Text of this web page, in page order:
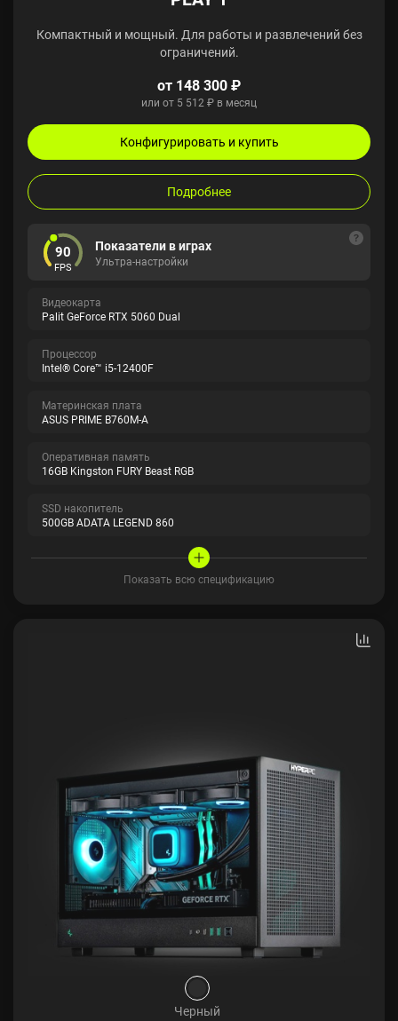
Компактный и мощный. Для работы и развлечений без
ограничений.
от 148 300 ₽
или от 5 512 ₽ в месяц
Конфигурировать и купить
Подробнее
90
FPS
Показатели в играх
Ультра-настройки
Видеокарта
Palit GeForce RTX 5060 Dual
Процессор
Intel® Core™ i5-12400F
Материнская плата
ASUS PRIME B760M-A
Оперативная память
16GB Kingston FURY Beast RGB
SSD накопитель
500GB ADATA LEGEND 860
Показать всю спецификацию
Черный